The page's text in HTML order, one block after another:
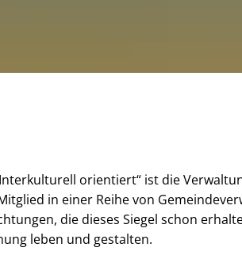
orientiert“ ist die
in einer Reihe von
die dieses Siegel schon
leben und gestalten.